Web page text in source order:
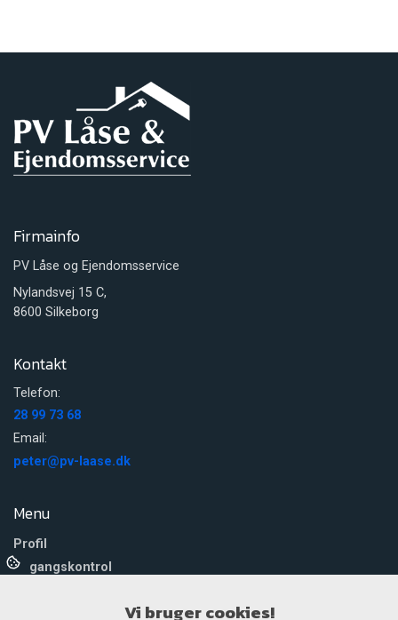
Firmainfo
PV Låse og Ejendomsservice
Nylandsvej 15 C,
8600 Silkeborg
Kontakt
Telefon:
28 99 73 68
Email:
peter@pv-laase.dk
Menu
Profil
Adgangskontrol
Vi bruger cookies!